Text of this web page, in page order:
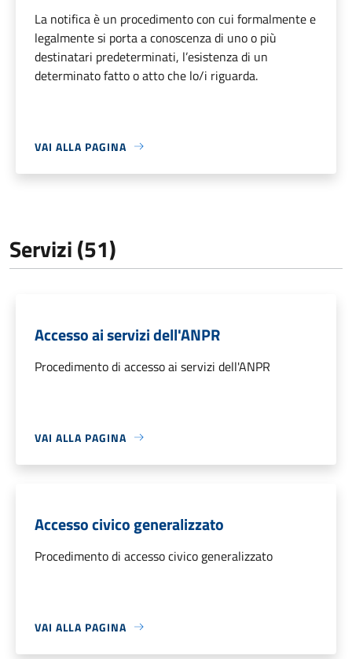
La notifica è un procedimento con cui formalmente e
legalmente si porta a conoscenza di uno o più
destinatari predeterminati, l’esistenza di un
determinato fatto o atto che lo/i riguarda.
VAI ALLA PAGINA
Servizi (51)
Accesso ai servizi dell'ANPR
Procedimento di accesso ai servizi dell'ANPR
VAI ALLA PAGINA
Accesso civico generalizzato
Procedimento di accesso civico generalizzato
VAI ALLA PAGINA